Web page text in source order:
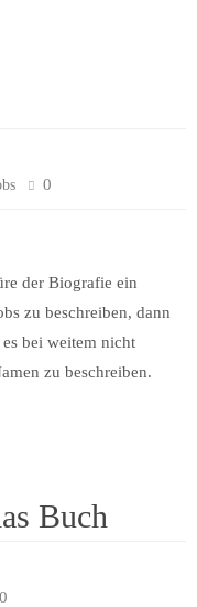
0
der Biografie ein
zu beschreiben, dann
bei weitem nicht
zu beschreiben.
Buch
0